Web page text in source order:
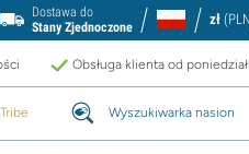
Dostawa do
Stany Zjednoczone
zł
Obsługa klienta od
Tribe Wyszukiwarka nasion